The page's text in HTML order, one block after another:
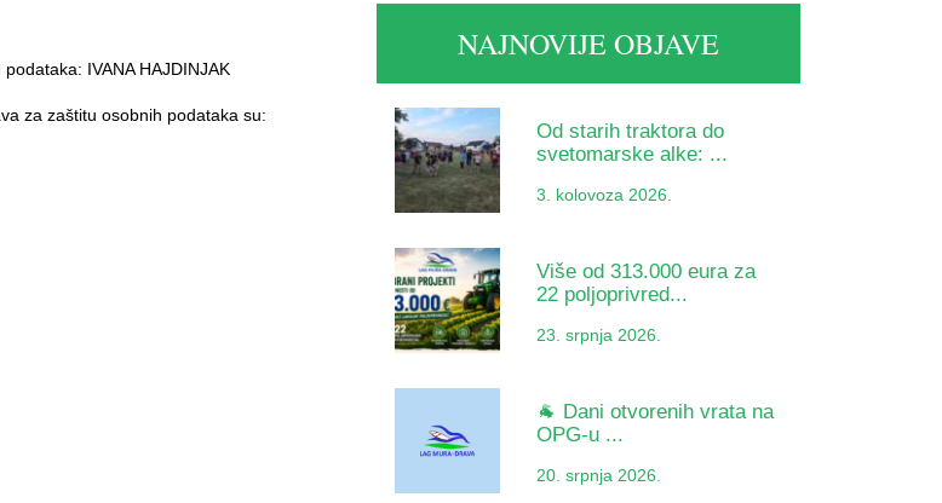
IVANA HAJDINJAK
za zaštitu osobnih podataka su:
NAJNOVIJE OBJAVE
Od starih traktora do
svetomarske alke: ...
3. kolovoza 2026.
Više od 313.000 eura za
22 poljoprivred...
23. srpnja 2026.
🐐 Dani otvorenih vrata na
OPG-u ...
20. srpnja 2026.